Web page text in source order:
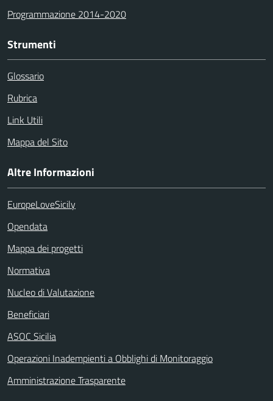
Programmazione 2014-2020
Strumenti
Glossario
Rubrica
Link Utili
Mappa del Sito
Altre Informazioni
EuropeLoveSicily
Opendata
Mappa dei progetti
Normativa
Nucleo di Valutazione
Beneficiari
ASOC Sicilia
Operazioni Inadempienti a Obblighi di Monitoraggio
Amministrazione Trasparente